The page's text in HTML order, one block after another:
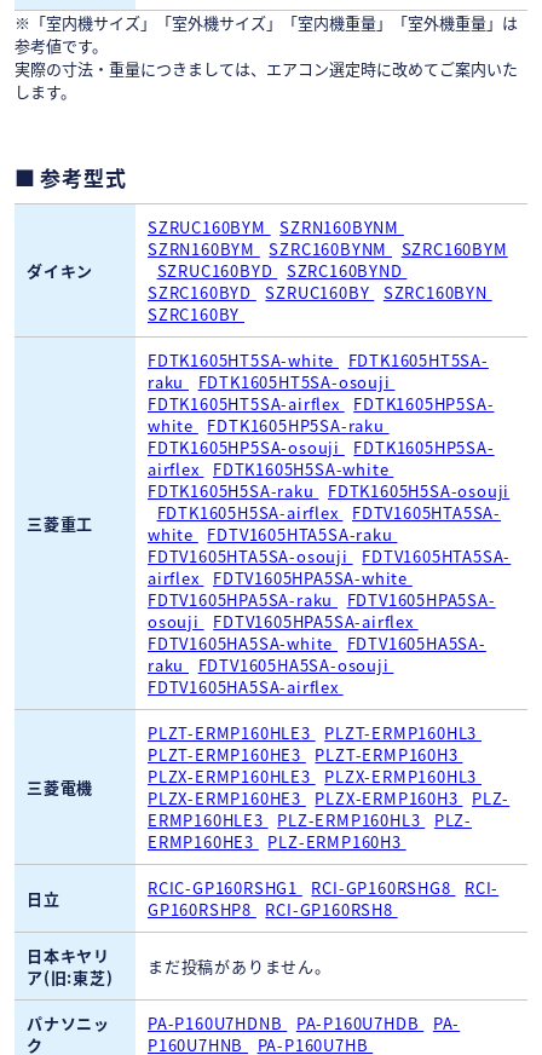
※「室内機サイズ」「室外機サイズ」「室内機重量」「室外機重量」は
参考値です。
実際の寸法・重量につきましては、エアコン選定時に改めてご案内いた
します。
参考型式
ダイキン
SZRUC160BYM
SZRN160BYNM
SZRN160BYM
SZRC160BYNM
SZRC160BYM
SZRUC160BYD
SZRC160BYND
SZRC160BYD
SZRUC160BY
SZRC160BYN
SZRC160BY
三菱重工
FDTK1605HT5SA-white
FDTK1605HT5SA-
raku
FDTK1605HT5SA-osouji
FDTK1605HT5SA-airflex
FDTK1605HP5SA-
white
FDTK1605HP5SA-raku
FDTK1605HP5SA-osouji
FDTK1605HP5SA-
airflex
FDTK1605H5SA-white
FDTK1605H5SA-raku
FDTK1605H5SA-osouji
FDTK1605H5SA-airflex
FDTV1605HTA5SA-
white
FDTV1605HTA5SA-raku
FDTV1605HTA5SA-osouji
FDTV1605HTA5SA-
airflex
FDTV1605HPA5SA-white
FDTV1605HPA5SA-raku
FDTV1605HPA5SA-
osouji
FDTV1605HPA5SA-airflex
FDTV1605HA5SA-white
FDTV1605HA5SA-
raku
FDTV1605HA5SA-osouji
FDTV1605HA5SA-airflex
三菱電機
PLZT-ERMP160HLE3
PLZT-ERMP160HL3
PLZT-ERMP160HE3
PLZT-ERMP160H3
PLZX-ERMP160HLE3
PLZX-ERMP160HL3
PLZX-ERMP160HE3
PLZX-ERMP160H3
PLZ-
ERMP160HLE3
PLZ-ERMP160HL3
PLZ-
ERMP160HE3
PLZ-ERMP160H3
日立 RCIC-GP160RSHG1 RCI-GP160RSHG8
RCI-
GP160RSHP8
RCI-GP160RSH8
日本キヤリ
ア(旧:東芝)
まだ投稿がありません。
パナソニッ
ク
PA-P160U7HDNB PA-P160U7HDB
PA-
P160U7HNB
PA-P160U7HB